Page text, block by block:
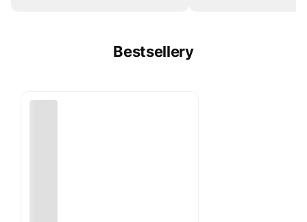
Bestsellery